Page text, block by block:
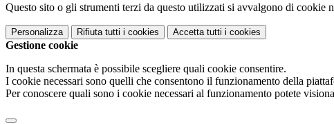
Questo sito o gli strumenti terzi da questo utilizzati si avvalgono di cookie
Personalizza Rifiuta tutti i cookies Accetta tutti i cookies
Gestione cookie
In questa schermata è possibile scegliere quali cookie consentire.
I cookie necessari sono quelli che consentono il funzionamento della
Per conoscere quali sono i cookie necessari al funzionamento potete